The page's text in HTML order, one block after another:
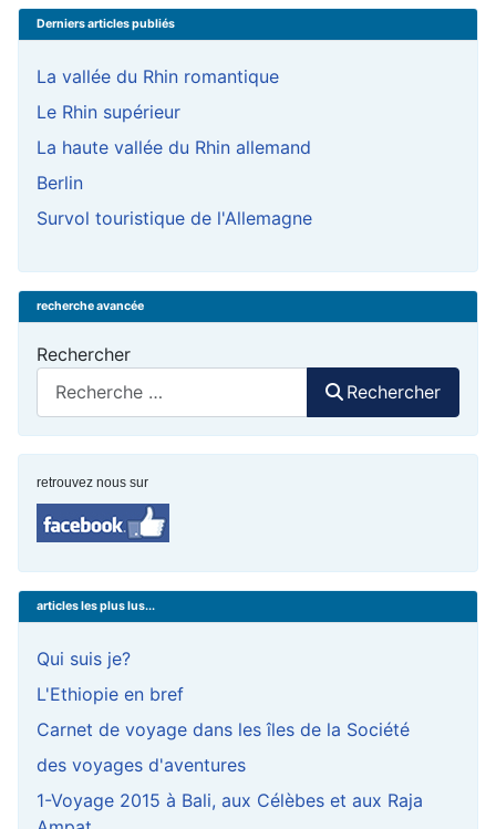
Derniers articles publiés
La vallée du Rhin romantique
Le Rhin supérieur
La haute vallée du Rhin allemand
Berlin
Survol touristique de l'Allemagne
recherche avancée
Rechercher
Rechercher
retrouvez nous sur
articles les plus lus...
Qui suis je?
L'Ethiopie en bref
Carnet de voyage dans les îles de la Société
des voyages d'aventures
1-Voyage 2015 à Bali, aux Célèbes et aux Raja